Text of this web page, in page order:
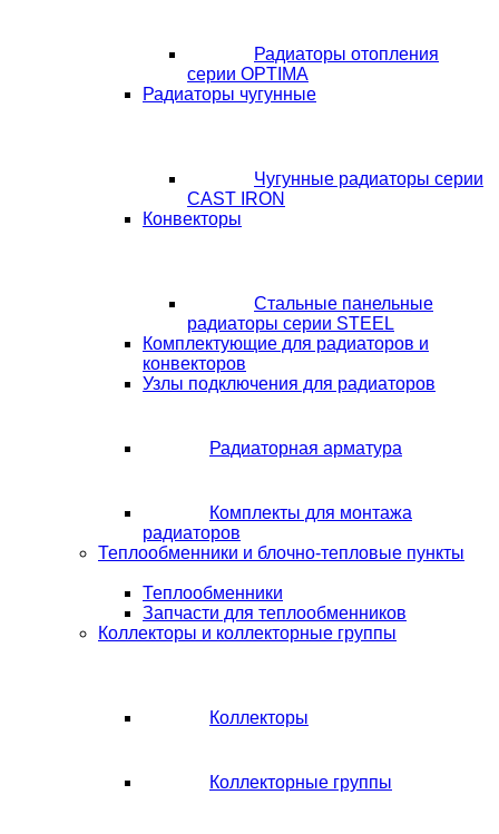
Радиаторы отопления
серии OPTIMA
Радиаторы чугунные
Чугунные радиаторы серии
CAST IRON
Конвекторы
Стальные панельные
радиаторы серии STEEL
Комплектующие для радиаторов и
конвекторов
Узлы подключения для радиаторов
Радиаторная арматура
Комплекты для монтажа
радиаторов
Теплообменники и блочно-тепловые пункты
Теплообменники
Запчасти для теплообменников
Коллекторы и коллекторные группы
Коллекторы
Коллекторные группы